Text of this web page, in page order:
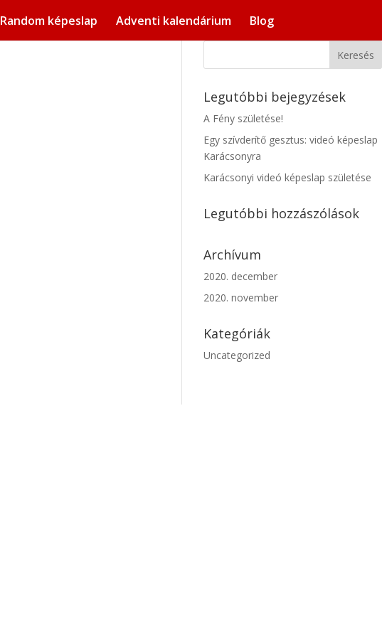
Random képeslap Adventi kalendárium Blog
Legutóbbi bejegyzések
A Fény születése!
Egy szívderítő gesztus: videó képeslap
Karácsonyra
Karácsonyi videó képeslap születése
Legutóbbi hozzászólások
Archívum
2020. december
2020. november
Kategóriák
Uncategorized